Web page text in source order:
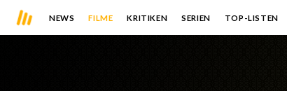
NEWS FILME KRITIKEN SERIEN TOP-LISTEN